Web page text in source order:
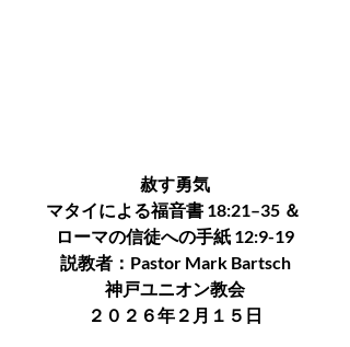
赦す勇気
マタイによる福音書 18:21–35 ＆
ローマの信徒への手紙 12:9-19
説教者：Pastor Mark Bartsch
神戸ユニオン教会
２０２６年２月１５日